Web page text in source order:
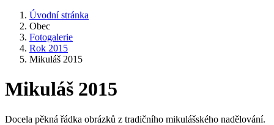
Úvodní stránka
Obec
Fotogalerie
Rok 2015
Mikuláš 2015
Mikuláš 2015
Docela pěkná řádka obrázků z tradičního mikulášského nadělování.